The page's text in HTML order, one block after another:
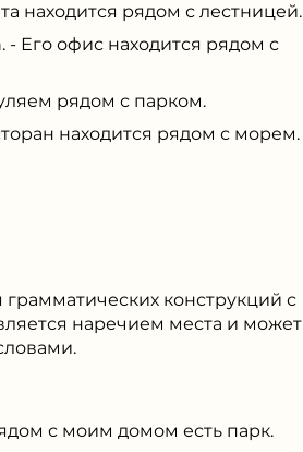
находится рядом с лестницей.
- Его офис находится рядом с
рядом с парком.
находится рядом с морем.
конструкций с
наречием места и может
с моим домом есть парк.